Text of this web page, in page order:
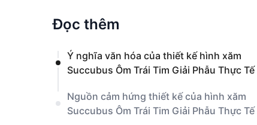
Đọc thêm
Ý nghĩa văn hóa của thiết kế hình xăm
Succubus Ôm Trái Tim Giải Phẫu Thực Tế
Nguồn cảm hứng thiết kế của hình xăm
Succubus Ôm Trái Tim Giải Phẫu Thực Tế